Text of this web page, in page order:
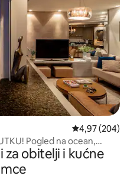
Prosječna
4,97 (204)
Pogled na ocean,
za obitelji i kućne